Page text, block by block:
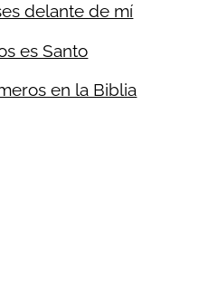
delante de mí
es Santo
en la Biblia